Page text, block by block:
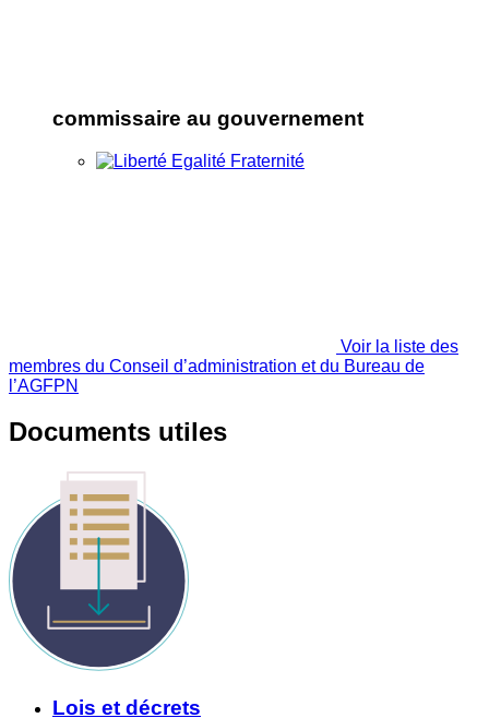
commissaire au gouvernement
Voir la liste des
membres du Conseil d’administration et du Bureau de
l’AGFPN
Documents utiles
Lois et décrets